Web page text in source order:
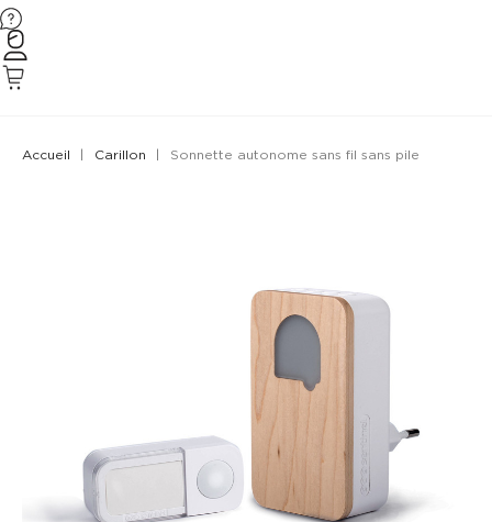
Accueil Carillon Sonnette autonome sans fil sans pile